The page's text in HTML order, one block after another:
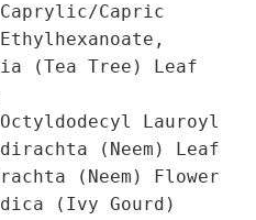
Capric
(Tea Tree) Leaf
Lauroyl
(Neem) Leaf
(Neem) Flower
(Ivy Gourd)